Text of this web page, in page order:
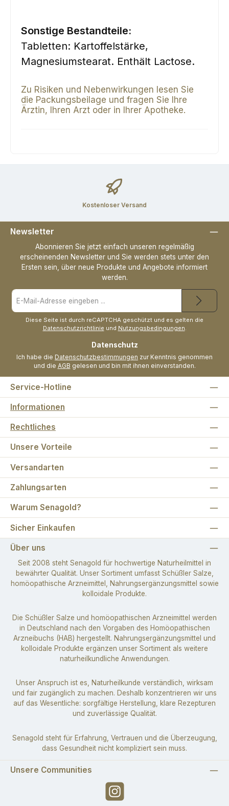
Sonstige Bestandteile:
Tabletten: Kartoffelstärke,
Magnesiumstearat. Enthält Lactose.
Zu Risiken und Nebenwirkungen lesen Sie
die Packungsbeilage und fragen Sie Ihre
Ärztin, Ihren Arzt oder in Ihrer Apotheke.
Kostenloser Versand
Newsletter
Abonnieren Sie jetzt einfach unseren regelmäßig
erscheinenden Newsletter und Sie werden stets unter den
Ersten sein, über neue Produkte und Angebote informiert
werden.
E-
Mail-
Adresse
Diese Seite ist durch reCAPTCHA geschützt und es gelten die
Datenschutzrichtlinie und Nutzungsbedingungen.
Datenschutz
Ich habe die Datenschutzbestimmungen zur Kenntnis genommen
und die AGB gelesen und bin mit ihnen einverstanden.
Service-Hotline
Informationen
Rechtliches
Unsere Vorteile
Versandarten
Zahlungsarten
Warum Senagold?
Sicher Einkaufen
Über uns
Seit 2008 steht Senagold für hochwertige Naturheilmittel in
bewährter Qualität. Unser Sortiment umfasst Schüßler Salze,
homöopathische Arzneimittel, Nahrungsergänzungsmittel sowie
kolloidale Produkte.
Die Schüßler Salze und homöopathischen Arzneimittel werden
in Deutschland nach den Vorgaben des Homöopathischen
Arzneibuchs (HAB) hergestellt. Nahrungsergänzungsmittel und
kolloidale Produkte ergänzen unser Sortiment als weitere
naturheilkundliche Anwendungen.
Unser Anspruch ist es, Naturheilkunde verständlich, wirksam
und fair zugänglich zu machen. Deshalb konzentrieren wir uns
auf das Wesentliche: sorgfältige Herstellung, klare Rezepturen
und zuverlässige Qualität.
Senagold steht für Erfahrung, Vertrauen und die Überzeugung,
dass Gesundheit nicht kompliziert sein muss.
Unsere Communities
Instagram